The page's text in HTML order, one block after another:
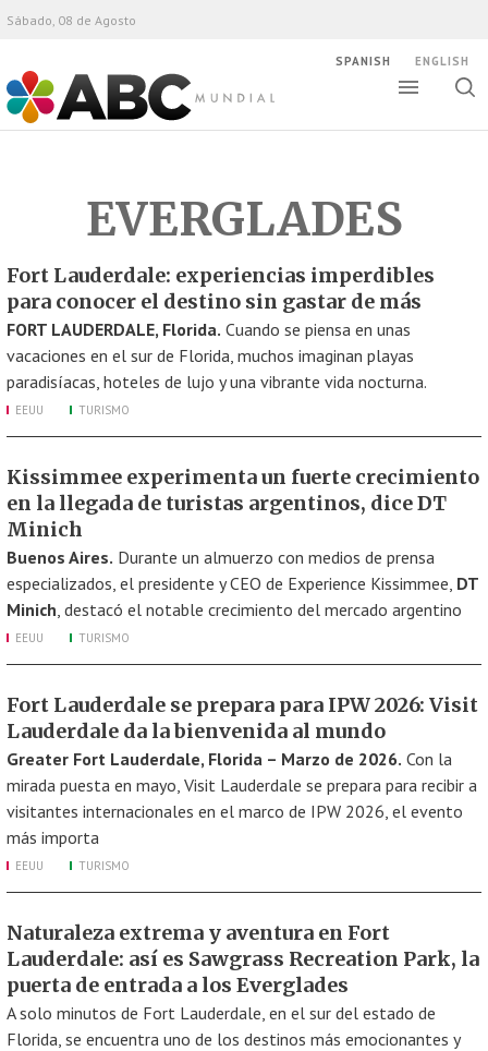
ABC Mundial
Sábado, 08 de Agosto
SPANISH ENGLISH
EVERGLADES
Fort Lauderdale: experiencias imperdibles
para conocer el destino sin gastar de más
FORT LAUDERDALE, Florida. Cuando se piensa en unas
vacaciones en el sur de Florida, muchos imaginan playas
paradisíacas, hoteles de lujo y una vibrante vida nocturna.
EEUU TURISMO
Kissimmee experimenta un fuerte crecimiento
en la llegada de turistas argentinos, dice DT
Minich
Buenos Aires. Durante un almuerzo con medios de prensa
especializados, el presidente y CEO de Experience Kissimmee, DT
Minich, destacó el notable crecimiento del mercado argentino
EEUU TURISMO
Fort Lauderdale se prepara para IPW 2026: Visit
Lauderdale da la bienvenida al mundo
Greater Fort Lauderdale, Florida – Marzo de 2026. Con la
mirada puesta en mayo, Visit Lauderdale se prepara para recibir a
visitantes internacionales en el marco de IPW 2026, el evento
más importa
EEUU TURISMO
Naturaleza extrema y aventura en Fort
Lauderdale: así es Sawgrass Recreation Park, la
puerta de entrada a los Everglades
A solo minutos de Fort Lauderdale, en el sur del estado de
Florida, se encuentra uno de los destinos más emocionantes y